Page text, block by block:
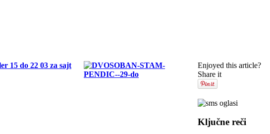
Enjoyed this article?
Share it
Ključne reči